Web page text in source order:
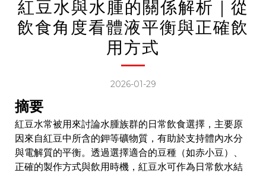
紅豆水與水腫的關係解析｜從
飲食角度看體液平衡與正確飲
用方式
2026-01-29
摘要
紅豆水常被用來討論水腫族群的日常飲食選擇，主要原
因來自紅豆中所含的鉀等礦物質，有助於支持體內水分
與電解質的平衡。透過選擇適合的豆種（如赤小豆）、
正確的製作方式與飲用時機，紅豆水可作為日常飲水結